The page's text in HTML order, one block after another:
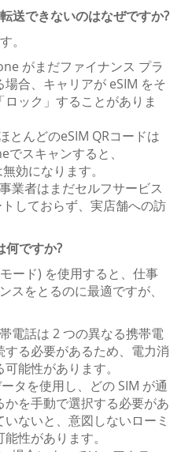
送できないのはなぜですか?
。
がまだファイナンス プラ
合、キャリアが eSIM をそ
ック」することがありま
とんどのeSIM QRコードは
スキャンすると、
効になります。
業者はまだセルフサービス
しておらず、実店舗への訪
何ですか?
ード) を使用すると、仕事
スをとるのに最適ですが、
電話は 2 つの異なる携帯電
る必要があるため、電力消
能性があります。
タを使用し、どの SIM が通
を手動で選択する必要があ
ないと、意図しないローミ
性があります。